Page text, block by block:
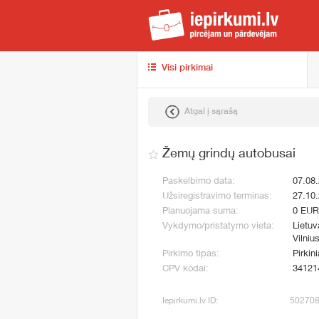
Visi pirkimai
Atgal į sąrašą
Žemų grindų autobusai
Paskelbimo data:
Užsiregistravimo terminas:
Planuojama suma:
0 EUR
Vykdymo/pristatymo vieta:
Vilnius
Pirkimo tipas:
CPV kodai:
Iepirkumi.lv ID: